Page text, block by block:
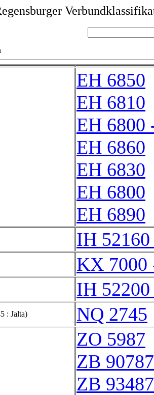
EH 6850
EH 6810
EH 6800
EH 6860
EH 6830
EH 6800
EH 6890
IH
KX 7000
IH
: Jalta)
NQ 2745
ZO 5987
ZB 90787
ZB 93487